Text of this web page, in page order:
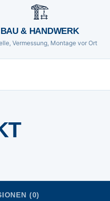
🏗
BAU & HANDWERK
Vermessung, Montage vor Ort
(0)